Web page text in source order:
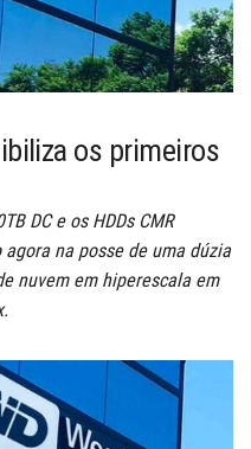
os primeiros
DC e os HDDs CMR
na posse de uma dúzia
nuvem em hiperescala em